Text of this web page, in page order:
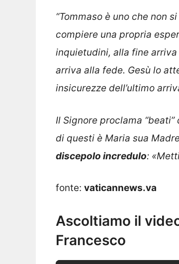
“Tommaso è uno che non
compiere una propria
inquietudini, alla fine
arriva alla fede. Gesù lo
insicurezze dell’ultimo
Il Signore proclama
di questi è Maria sua
discepolo incredulo:
fonte: vaticannews.va
Ascoltiamo il
Francesco